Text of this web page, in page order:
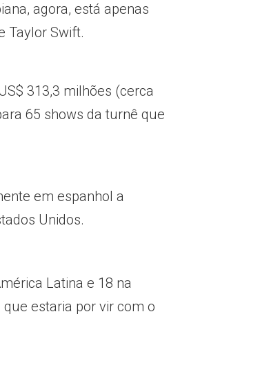
agora, está apenas
Taylor Swift.
313,3 milhões (cerca
65 shows da turnê que
em espanhol a
Unidos.
Latina e 18 na
estaria por vir com o